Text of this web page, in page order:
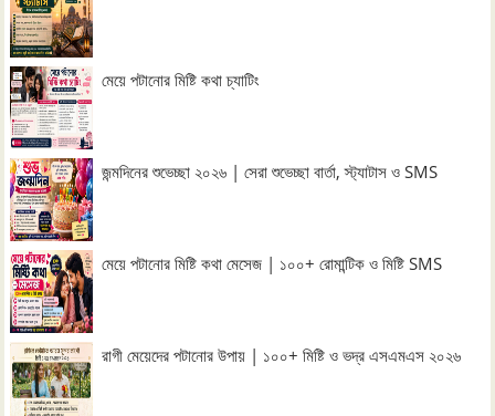
মেয়ে পটানোর মিষ্টি কথা চ্যাটিং
জন্মদিনের শুভেচ্ছা ২০২৬ | সেরা শুভেচ্ছা বার্তা, স্ট্যাটাস ও SMS
মেয়ে পটানোর মিষ্টি কথা মেসেজ | ১০০+ রোমান্টিক ও মিষ্টি SMS
রাগী মেয়েদের পটানোর উপায় | ১০০+ মিষ্টি ও ভদ্র এসএমএস ২০২৬